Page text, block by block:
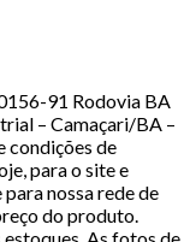
91 Rodovia BA
– Camaçari/BA –
condições de
para o site e
nossa rede de
do produto.